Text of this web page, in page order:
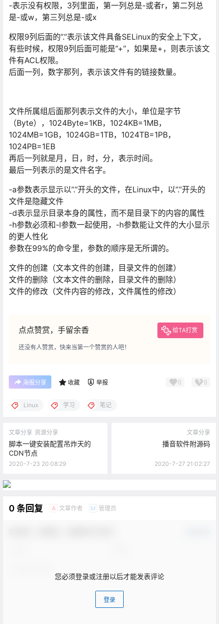
-表示没有权限，3列⾥⾯，第⼀列总是-或者r，第⼆列总
是-或w，第三列总是-或x
权限9列后⾯的”.”表示该⽂件具备SELinux的安全上下⽂，
有些时候，权限9列后⾯可能是”+”，如果是+，则表示该⽂
件有ACL权限。
后⾯⼀列，数字那列，表示该⽂件有的链接数量。
⽂件所属组后⾯那列表示⽂件的⼤⼩，单位是字节
（Byte），1024Byte=1KB，1024KB=1MB，
1024MB=1GB，1024GB=1TB，1024TB=1PB，
1024PB=1EB
再后⼀列就是⽉，⽇，时，分，表示时间。
最后⼀列表示的是⽂件名字。
-a参数表示显示以”.”开头的⽂件，在Linux中，以”.”开头的
⽂件是隐藏⽂件
-d表示显示⽬录本身的属性，⽽不是⽬录下的内容的属性
-h参数必须和-l参数⼀起使⽤，-h参数能让⽂件的⼤⼩显示
的更⼈性化
参数在99%的命令⾥，参数的顺序是⽆所谓的。
⽂件的创建（⽂本⽂件的创建，⽬录⽂件的创建）
⽂件的删除（⽂本⽂件的删除，⽬录⽂件的删除）
⽂件的修改（⽂件内容的修改，⽂件属性的修改）
点点赞赏，手留余香 给TA打赏
还没有人赞赏，快来当第一个赞赏的人吧！
海报分享 收藏 举报 0 0
Linux 学习 笔记
文章分享 资源分享
脚本一键安装配置吊炸天的
CDN节点
2020-7-23 20:08:29
文章分享
播音软件附源码
2020-7-27 21:02:27
0 条回复 A 文章作者 M 管理员
您必须登录或注册以后才能发表评论
登录